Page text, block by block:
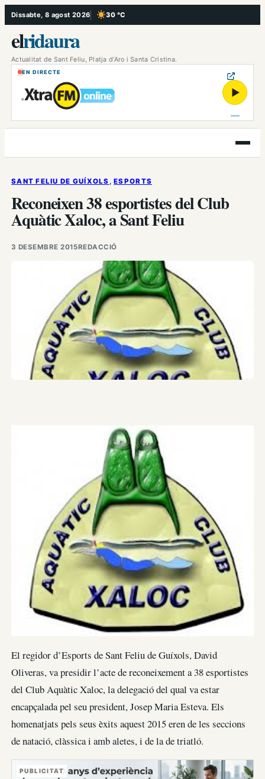
Vés
al
contingut
Dissabte, 8 agost 2026 30 °C
, Cel serè
elridaura
Actualitat de Sant Feliu, Platja d’Aro i Santa Cristina.
EN DIRECTE
▶
Obre
el
SANT FELIU DE GUÍXOLS , ESPORTS
Reconeixen 38 esportistes del Club
Aquàtic Xaloc, a Sant Feliu
3 DESEMBRE 2015REDACCIÓ
El regidor d’Esports de Sant Feliu de Guíxols, David
Oliveras, va presidir l’acte de reconeixement a 38 esportistes
del Club Aquàtic Xaloc, la delegació del qual va estar
encapçalada pel seu president, Josep Maria Esteva. Els
homenatjats pels seus èxits aquest 2015 eren de les seccions
de natació, clàssica i amb aletes, i de la de triatló.
PUBLICITAT